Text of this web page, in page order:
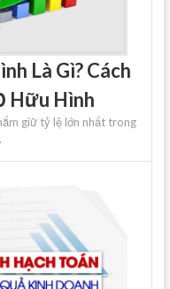
Là Gì? Cách
Hữu Hình
giữ tỷ lệ lớn nhất trong